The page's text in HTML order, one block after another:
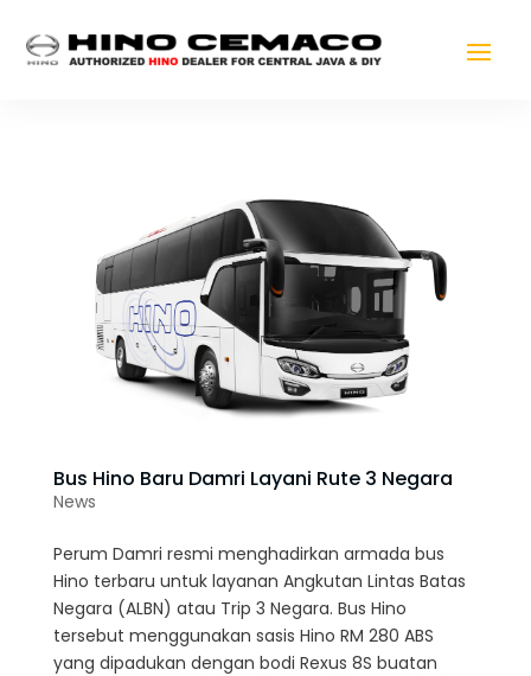
Bus Hino Baru Damri Layani Rute 3 Negara
News
Perum Damri resmi menghadirkan armada bus
Hino terbaru untuk layanan Angkutan Lintas Batas
Negara (ALBN) atau Trip 3 Negara. Bus Hino
tersebut menggunakan sasis Hino RM 280 ABS
yang dipadukan dengan bodi Rexus 8S buatan